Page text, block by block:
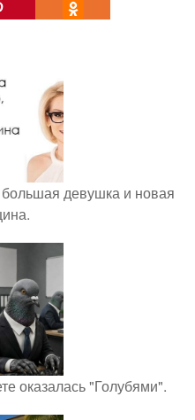
девушка и новая
оказалась "Голубями".